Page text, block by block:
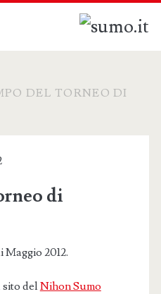
DEL TORNEO DI
di
2012.
del Nihon Sumo